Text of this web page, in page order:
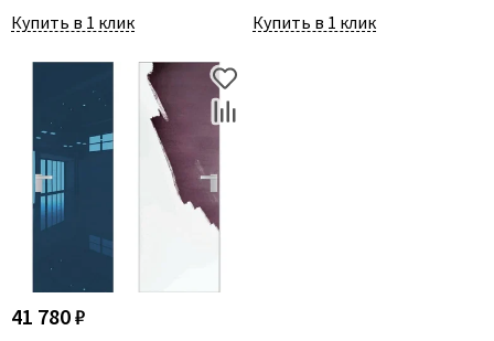
Купить в 1 клик Купить в 1 клик
41 780 ₽